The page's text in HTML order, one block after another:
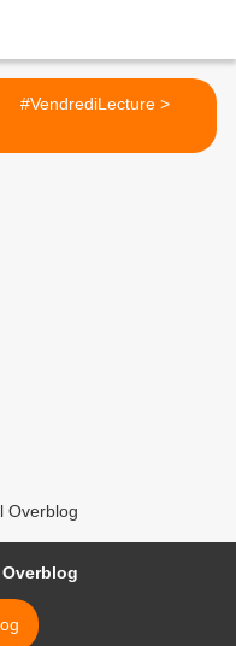
#VendrediLecture >
Overblog